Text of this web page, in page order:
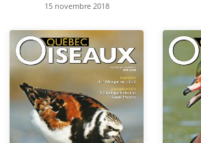
15 novembre 2018